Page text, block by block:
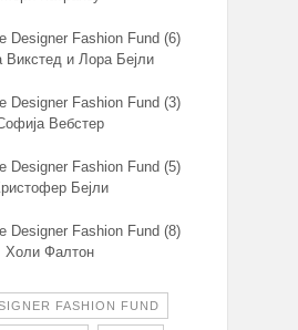
Викстед и Лора Бејли
Вебстер
Бејли
Холи Фалтон
FASHION FUND